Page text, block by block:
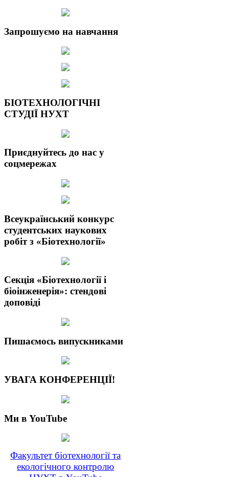
Запрошуємо на навчання
БІОТЕХНОЛОГІЧНІ
СТУДІЇ НУХТ
Приєднуйтесь до нас у
соцмережах
Всеукраїнський конкурс
студентських наукових
робіт з «Біотехнології»
Секція «Біотехнології і
біоінженерія»: стендові
доповіді
Пишаємось випускниками
УВАГА КОНФЕРЕНЦІЇ!
Ми в YouTube
Факультет біотехнології та
екологічного контролю